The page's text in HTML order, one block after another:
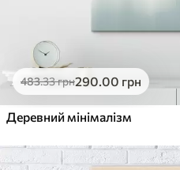
483.33грн290.00 грн
Деревний мінімалізм